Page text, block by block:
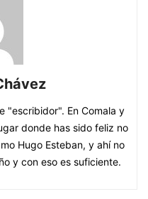
"escribidor". En Comala y
donde has sido feliz no
Hugo Esteban, y ahí no
y con eso es suficiente.